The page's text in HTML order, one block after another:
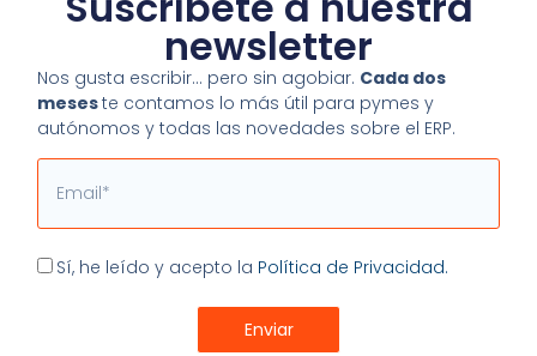
newsletter
Nos gusta escribir… pero sin agobiar. Cada dos
meseste contamos lo más útil para pymes y
autónomos y todas las novedades sobre el ERP.
Email
Aceptación
Sí, he leído y acepto la Política de Privacidad.
Enviar